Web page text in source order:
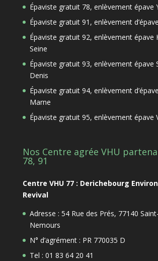
Épaviste gratuit 78, enlèvement épave
Épaviste gratuit 91, enlèvement
Épaviste gratuit 92, enlèvement épave
Seine
Épaviste gratuit 93, enlèvement épave
Denis
Épaviste gratuit 94, enlèvement
Marne
Épaviste gratuit 95, enlèvement épave
Nos Centre agrée VHU
78, 91
Centre VHU 77 : Derichebourg
Revival
Adresse : 54 Rue des Prés, 77140
Nemours
N° d’agrément : PR 770035 D
Tel : 01 83 64 20 41